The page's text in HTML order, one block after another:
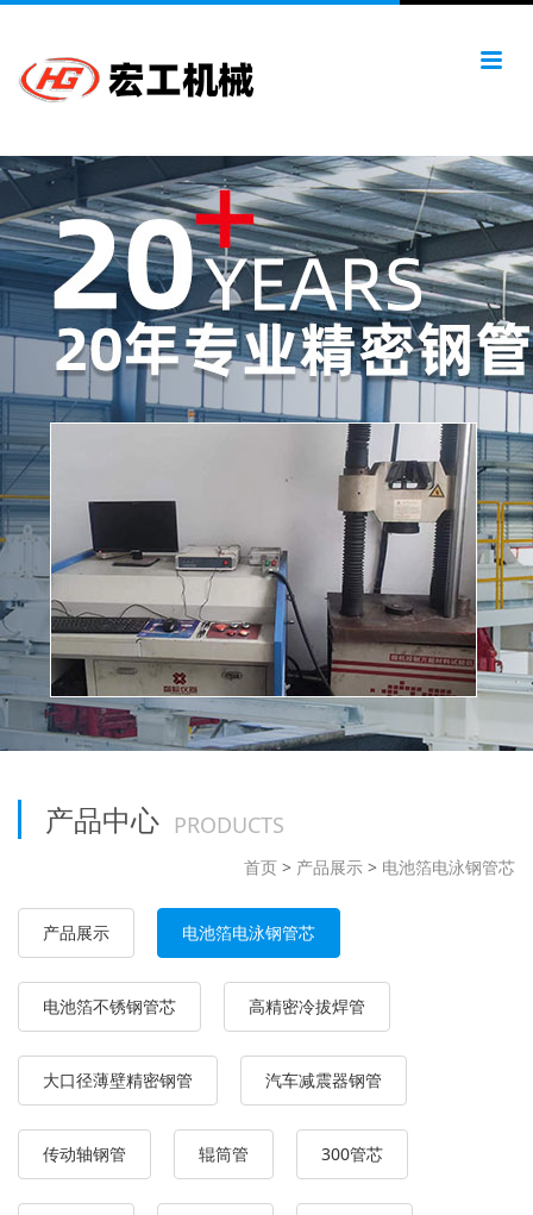
产品中心 PRODUCTS
首页 > 产品展示 > 电池箔电泳钢管芯
产品展示 电池箔电泳钢管芯
电池箔不锈钢管芯 高精密冷拔焊管
大口径薄壁精密钢管 汽车减震器钢管
传动轴钢管 辊筒管 300管芯